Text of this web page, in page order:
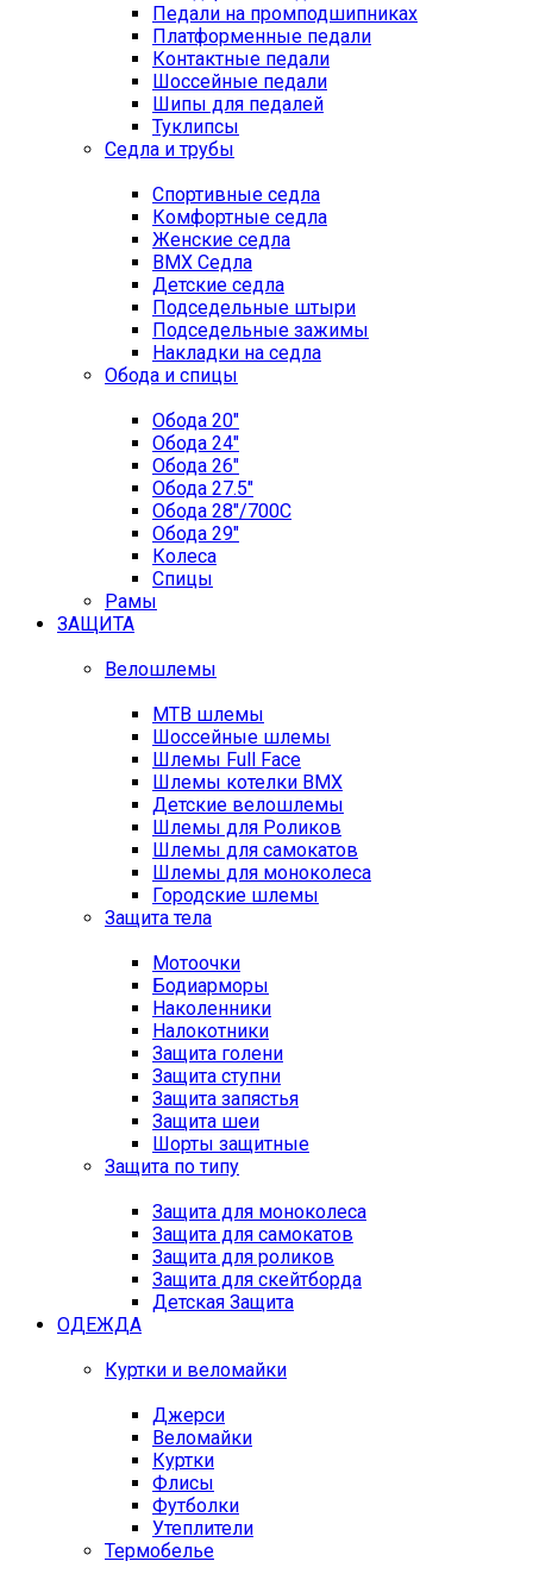
Педали на промподшипниках
Платформенные педали
Контактные педали
Шоссейные педали
Шипы для педалей
Туклипсы
Седла и трубы
Спортивные седла
Комфортные седла
Женские седла
BMX Седла
Детские седла
Подседельные штыри
Подседельные зажимы
Накладки на седла
Обода и спицы
Обода 20"
Обода 24"
Обода 26"
Обода 27.5"
Обода 28"/700C
Обода 29"
Колеса
Спицы
Рамы
ЗАЩИТА
Велошлемы
MTB шлемы
Шоссейные шлемы
Шлемы Full Face
Шлемы котелки BMX
Детские велошлемы
Шлемы для Роликов
Шлемы для самокатов
Шлемы для моноколеса
Городские шлемы
Защита тела
Мотоочки
Бодиарморы
Наколенники
Налокотники
Защита голени
Защита ступни
Защита запястья
Защита шеи
Шорты защитные
Защита по типу
Защита для моноколеса
Защита для самокатов
Защита для роликов
Защита для скейтборда
Детская Защита
ОДЕЖДА
Куртки и веломайки
Джерси
Веломайки
Куртки
Флисы
Футболки
Утеплители
Термобелье